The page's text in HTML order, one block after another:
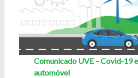
Comunicado UVE – Covid-19
automóvel